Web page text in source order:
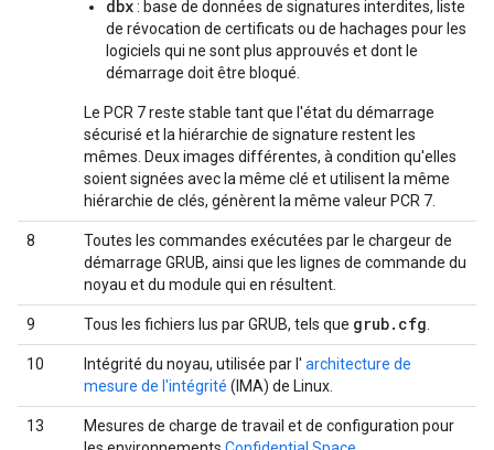
dbx: base de données de signatures interdites, liste
de révocation de certificats ou de hachages pour les
logiciels qui ne sont plus approuvés et dont le
démarrage doit être bloqué.
Le PCR 7 reste stable tant que l'état du démarrage
sécurisé et la hiérarchie de signature restent les
mêmes. Deux images différentes, à condition qu'elles
soient signées avec la même clé et utilisent la même
hiérarchie de clés, génèrent la même valeur PCR 7.
8
Toutes les commandes exécutées par le chargeur de
démarrage GRUB, ainsi que les lignes de commande du
noyau et du module qui en résultent.
9 Tous les fichiers lus par GRUB, tels que grub. cfg
10 Intégrité du noyau, utilisée par l' architecture de
mesure de l'intégrité (IMA) de Linux.
13
Mesures de charge de travail et de configuration pour